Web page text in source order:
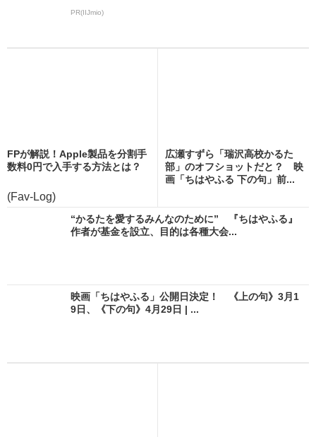
PR(IIJmio)
FPが解説！Apple製品を分割手
数料0円で入手する方法とは？
(Fav-Log)
広瀬すずら「瑞沢高校かるた
部」のオフショットだと？ 映
画「ちはやふる 下の句」前...
“かるたを愛するみんなのために” 『ちはやふる』
作者が基金を設立、目的は各種大会...
映画「ちはやふる」公開日決定！ 《上の句》3月1
9日、《下の句》4月29日 | ...